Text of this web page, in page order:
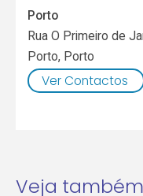
Porto
Rua O Primeiro de
Porto, Porto
Ver Contactos
Veja também